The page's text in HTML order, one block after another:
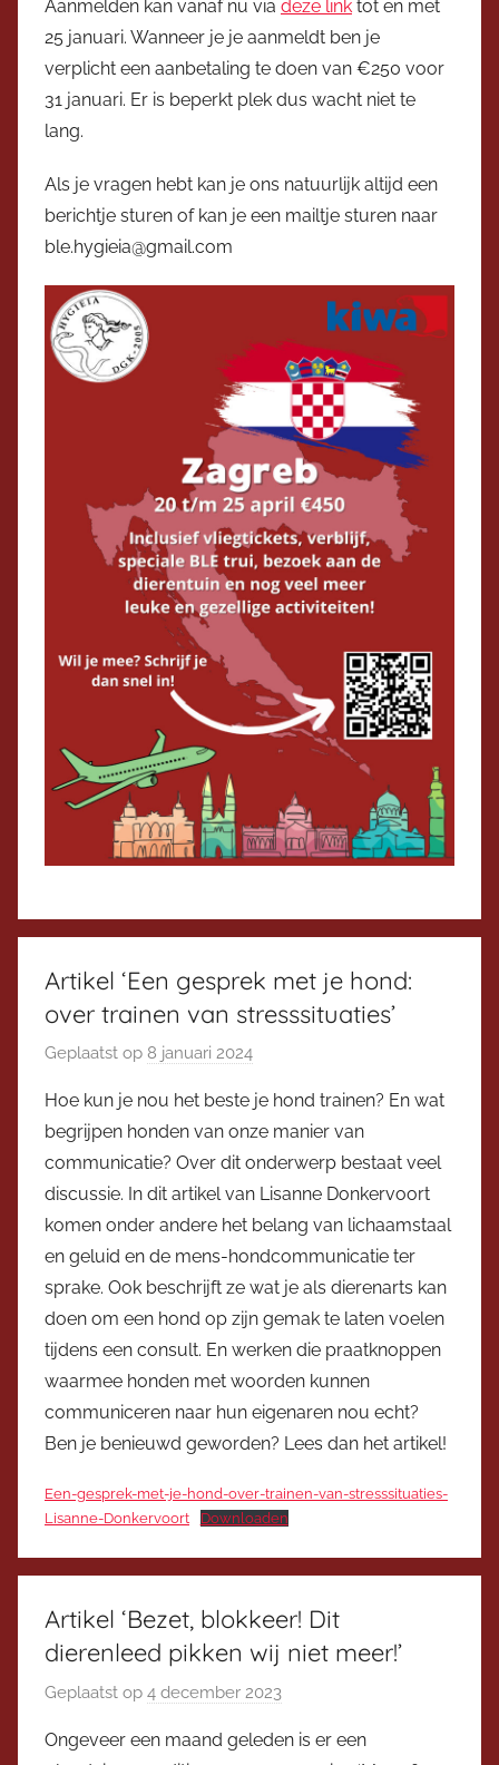
i
t
t
Aanmelden kan vanaf nu via deze link tot en met
25 januari. Wanneer je je aanmeldt ben je
verplicht een aanbetaling te doen van €250 voor
31 januari. Er is beperkt plek dus wacht niet te
lang.
Als je vragen hebt kan je ons natuurlijk altijd een
berichtje sturen of kan je een mailtje sturen naar
ble.hygieia@gmail.com
Artikel ‘Een gesprek met je hond:
over trainen van stresssituaties’
Geplaatst op 8 januari 2024
o
r
V
i
c
e
v
o
o
t
e
Hoe kun je nou het beste je hond trainen? En wat
begrijpen honden van onze manier van
communicatie? Over dit onderwerp bestaat veel
discussie. In dit artikel van Lisanne Donkervoort
komen onder andere het belang van lichaamstaal
en geluid en de mens-hondcommunicatie ter
sprake. Ook beschrijft ze wat je als dierenarts kan
doen om een hond op zijn gemak te laten voelen
tijdens een consult. En werken die praatknoppen
waarmee honden met woorden kunnen
communiceren naar hun eigenaren nou echt?
Ben je benieuwd geworden? Lees dan het artikel!
Een-gesprek-met-je-hond-over-trainen-van-stresssituaties-
Lisanne-Donkervoort
Downloaden
Artikel ‘Bezet, blokkeer! Dit
dierenleed pikken wij niet meer!’
Geplaatst op 4 december 2023
o
Ongeveer een maand geleden is er een